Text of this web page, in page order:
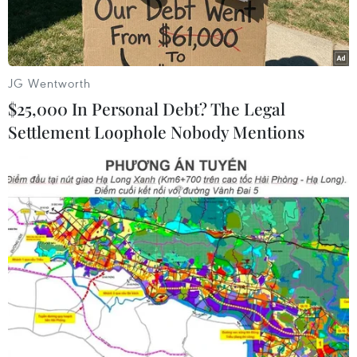
Tổng thống Mỹ Donald Trump và Chủ tịch Trung Quốc Tập Cận
Bình. (Nguồn: Reuters)
Ngày 25/4, Tổng thống Mỹ Donald Trump cho
biết ông sẽ sớm tiếp đón Chủ tịch Trung Quốc
Tập Cận Bình tại Nhà Trắng, động thái thiết lập
sau khi có khả năng ký kết một thỏa thuận về
JG Wentworth
$25,000 In Personal Debt? The Legal
Settlement Loophole Nobody Mentions